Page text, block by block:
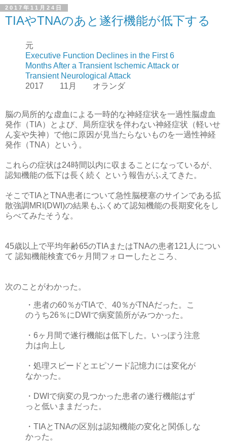
2017年11月24日
TIAやTNAのあと遂行機能が低下する
元
Executive Function Declines in the First 6
Months After a Transient Ischemic Attack or
Transient Neurological Attack
2017 11月 オランダ
脳の局所的な虚血による一時的な神経症状を一過性脳虚血
発作（TIA）とよび、局所症状を伴わない神経症状（軽いせ
ん妄や失神）で他に原因が見当たらないものを一過性神経
発作（TNA）という。
これらの症状は24時間以内に収まることになっているが、
認知機能の低下は長く続く という報告がふえてきた。
そこでTIAとTNA患者について急性脳梗塞のサインである拡
散強調MRI(DWI)の結果もふくめて認知機能の長期変化をし
らべてみたそうな。
45歳以上で平均年齢65のTIAまたはTNAの患者121人につい
て 認知機能検査で6ヶ月間フォローしたところ、
次のことがわかった。
・患者の60％がTIAで、40％がTNAだった。こ
のうち26％にDWIで病変箇所がみつかった。
・6ヶ月間で遂行機能は低下した。いっぽう注意
力は向上し
・処理スピードとエピソード記憶力には変化が
なかった。
・DWIで病変の見つかった患者の遂行機能はず
っと低いままだった。
・TIAとTNAの区別は認知機能の変化と関係しな
かった。